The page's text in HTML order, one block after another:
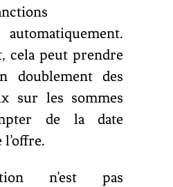
cela peut prendre
doublement des
sur les sommes
de la date
l’offre.
n’est pas